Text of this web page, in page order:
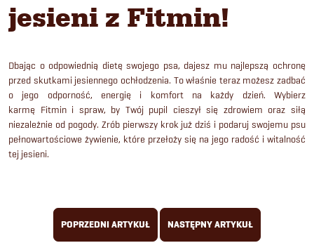
jesieni z Fitmin!
Dbając o odpowiednią dietę swojego psa, dajesz mu najlepszą ochronę
przed skutkami jesiennego ochłodzenia. To właśnie teraz możesz zadbać
o jego odporność, energię i komfort na każdy dzień. Wybierz
karmę Fitmin i spraw, by Twój pupil cieszył się zdrowiem oraz siłą
niezależnie od pogody. Zrób pierwszy krok już dziś i podaruj swojemu psu
pełnowartościowe żywienie, które przełoży się na jego radość i witalność
tej jesieni.
POPRZEDNI ARTYKUŁ NASTĘPNY ARTYKUŁ